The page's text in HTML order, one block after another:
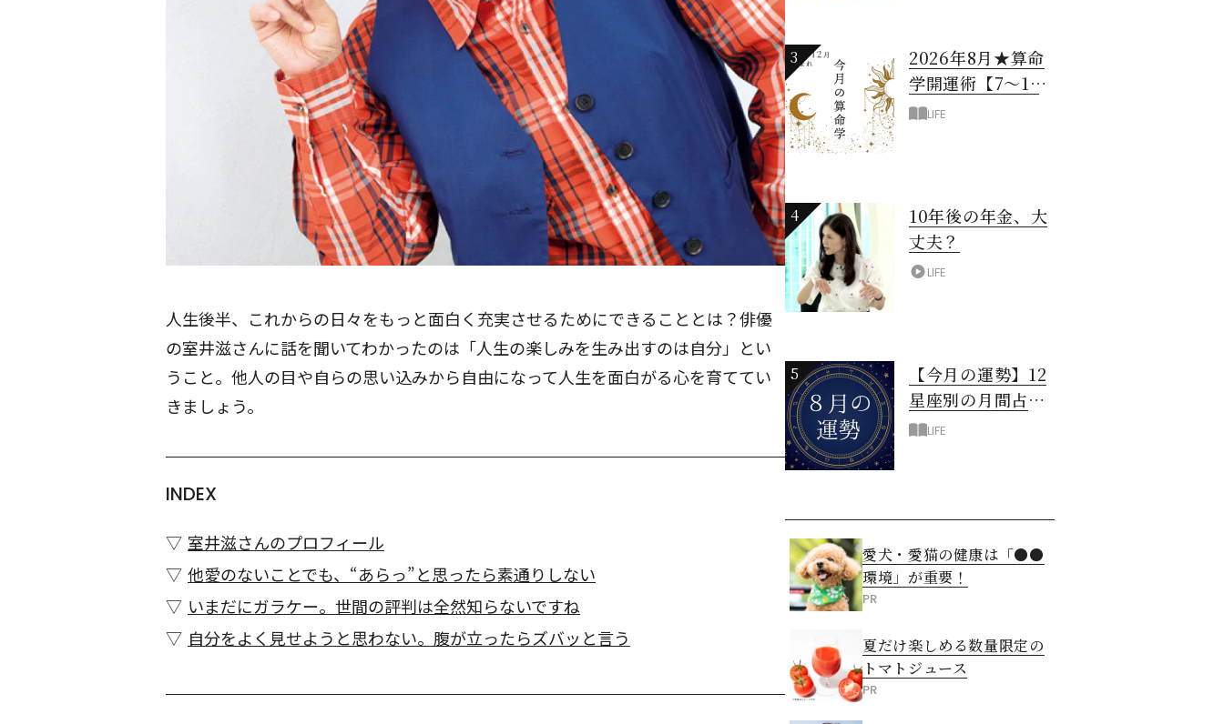
人生後半、これからの日々をもっと面白く充実させるためにできることとは？俳優
の室井滋さんに話を聞いてわかったのは「人生の楽しみを生み出すのは自分」とい
うこと。他人の目や自らの思い込みから自由になって人生を面白がる心を育ててい
きましょう。
INDEX
室井滋さんのプロフィール
他愛のないことでも、“あらっ”と思ったら素通りしない
いまだにガラケー。世間の評判は全然知らないですね
自分をよく見せようと思わない。腹が立ったらズバッと言う
3
2026年8月★算命
学開運術【7〜12
月生まれ】
LIFE
4
10年後の年金、大
丈夫？
LIFE
5
【今月の運勢】12
星座別の月間占
い！8月編
LIFE
愛犬・愛猫の健康は「●●
環境」が重要！
PR
夏だけ楽しめる数量限定の
トマトジュース
PR